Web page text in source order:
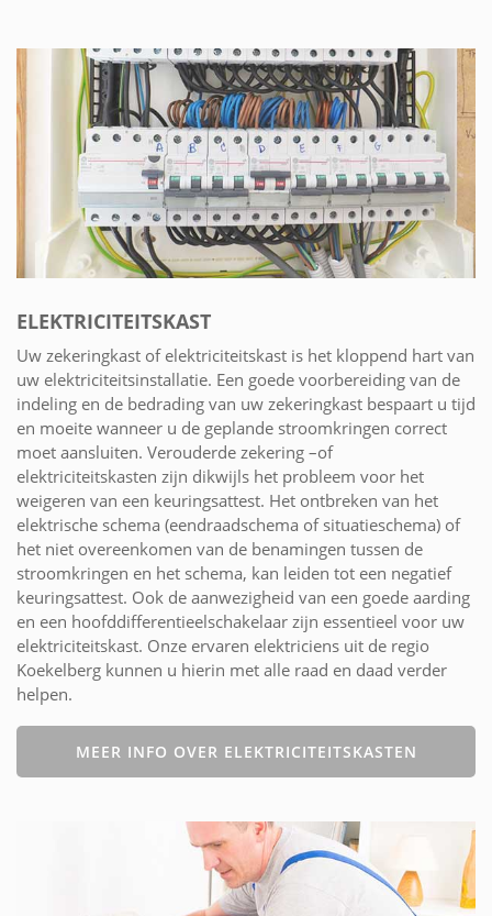
ELEKTRICITEITSKAST
Uw zekeringkast of elektriciteitskast is het kloppend hart van
uw elektriciteitsinstallatie. Een goede voorbereiding van de
indeling en de bedrading van uw zekeringkast bespaart u tijd
en moeite wanneer u de geplande stroomkringen correct
moet aansluiten. Verouderde zekering –of
elektriciteitskasten zijn dikwijls het probleem voor het
weigeren van een keuringsattest. Het ontbreken van het
elektrische schema (eendraadschema of situatieschema) of
het niet overeenkomen van de benamingen tussen de
stroomkringen en het schema, kan leiden tot een negatief
keuringsattest. Ook de aanwezigheid van een goede aarding
en een hoofddifferentieelschakelaar zijn essentieel voor uw
elektriciteitskast. Onze ervaren elektriciens uit de regio
Koekelberg kunnen u hierin met alle raad en daad verder
helpen.
MEER INFO OVER ELEKTRICITEITSKASTEN